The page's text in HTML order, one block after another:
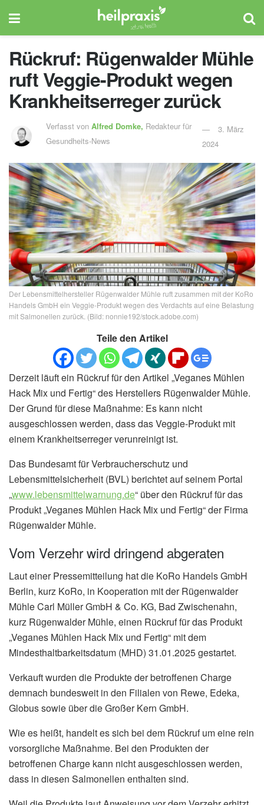
Rückruf: Rügenwalder Mühle
ruft Veggie-Produkt wegen
Krankheitserreger zurück
Verfasst von Alfred Domke, Redakteur für
Gesundheits-News
3. März
2024
Der Lebensmittelhersteller Rügenwalder Mühle ruft zusammen mit der KoRo
Handels GmbH ein Veggie-Produkt wegen des Verdachts auf eine Belastung
mit Salmonellen zurück. (Bild: nonnie192/stock.adobe.com)
Teile den Artikel
Derzeit läuft ein Rückruf für den Artikel „Veganes Mühlen
Hack Mix und Fertig“ des Herstellers Rügenwalder Mühle.
Der Grund für diese Maßnahme: Es kann nicht
ausgeschlossen werden, dass das Veggie-Produkt mit
einem Krankheitserreger verunreinigt ist.
Das Bundesamt für Verbraucherschutz und
Lebensmittelsicherheit (BVL) berichtet auf seinem Portal
„www.lebensmittelwarnung.de“ über den Rückruf für das
Produkt „Veganes Mühlen Hack Mix und Fertig“ der Firma
Rügenwalder Mühle.
Vom Verzehr wird dringend abgeraten
Laut einer Pressemitteilung hat die KoRo Handels GmbH
Berlin, kurz KoRo, in Kooperation mit der Rügenwalder
Mühle Carl Müller GmbH & Co. KG, Bad Zwischenahn,
kurz Rügenwalder Mühle, einen Rückruf für das Produkt
„Veganes Mühlen Hack Mix und Fertig“ mit dem
Mindesthaltbarkeitsdatum (MHD) 31.01.2025 gestartet.
Verkauft wurden die Produkte der betroffenen Charge
demnach bundesweit in den Filialen von Rewe, Edeka,
Globus sowie über die Großer Kern GmbH.
Wie es heißt, handelt es sich bei dem Rückruf um eine rein
vorsorgliche Maßnahme. Bei den Produkten der
betroffenen Charge kann nicht ausgeschlossen werden,
dass in diesen Salmonellen enthalten sind.